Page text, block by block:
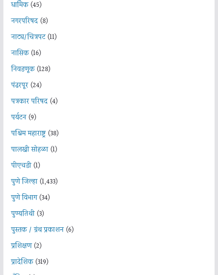
धार्मिक(45)
नगरपरिषद(8)
नाट्य/चित्रपट(11)
नासिक(16)
निवडणूक(128)
पंढरपूर(24)
पत्रकार परिषद(4)
पर्यटन(9)
पश्चिम महाराष्ट्र(38)
पालखी सोहळा(1)
पीएचडी(1)
पुणे जिल्हा(1,433)
पुणे विभाग(34)
पुण्यतिथी(3)
पुस्तक / ग्रंथ प्रकाशन(6)
प्रशिक्षण(2)
प्रादेशिक(319)